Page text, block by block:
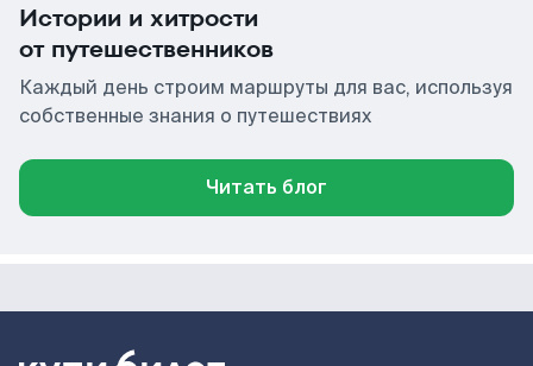
Истории и хитрости
от путешественников
Каждый день строим маршруты для вас, используя
собственные знания о путешествиях
Читать блог